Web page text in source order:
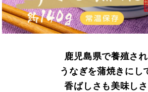
鹿児島県で養殖さ
うなぎを蒲焼きにし
香ばしさも美味し